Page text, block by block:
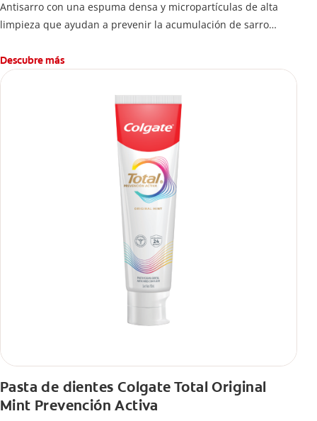
Antisarro con una espuma densa y micropartículas de alta
limpieza que ayudan a prevenir la acumulación de sarro
Descubre más
Pasta de dientes Colgate Total Original
Mint Prevención Activa